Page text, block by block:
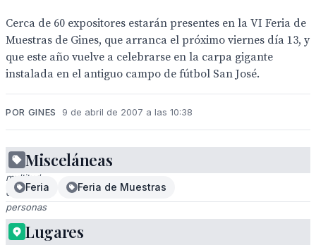
Cerca de 60 expositores estarán presentes en la VI Feria de
Muestras de Gines, que arranca el próximo viernes día 13, y
que este año vuelve a celebrarse en la carpa gigante
instalada en el antiguo campo de fútbol San José.
POR GINES 9 de abril de 2007 a las 10:38
Una
multitud
de
personas
en
una
Misceláneas
Feria Feria de Muestras
Lugares